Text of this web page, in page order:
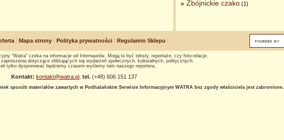
Zbójnickie czako (1)
Mapa strony Polityka prywatności Regulamin Sklepu
"Watra" czeka na informacje od Internautów. Mogą to być teksty, reportaże, czy foto-relacje.
dotyczące zbliżających się wydarzeń społecznych, kulturalnych, politycznych.
tylko dysponować będziemy czasem wyślemy tam naszego reportera.
Kontakt: kontakt@watra.pl tel. (+48) 606 151 137
sposób materiałów zawartych w Podhalańskim Serwisie Informacyjnym WATRA bez zgody właściciela jest zabronione.